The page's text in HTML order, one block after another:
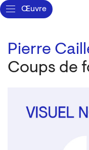
Œuvre
Pierre
Coups de